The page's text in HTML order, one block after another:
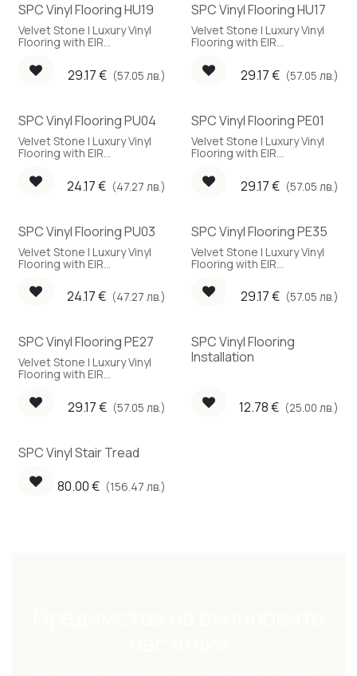
SPC Vinyl Flooring HU19
Velvet Stone | Luxury Vinyl
Flooring with EIR
29.17€ (57.05 лв.)
New!
SPC Vinyl Flooring HU17
Velvet Stone | Luxury Vinyl
Flooring with EIR
29.17€ (57.05 лв.)
SPC Vinyl Flooring PU04
Velvet Stone | Luxury Vinyl
Flooring with EIR
embossing
24.17€ (47.27 лв.)
SPC Vinyl Flooring PE01
Velvet Stone | Luxury Vinyl
Flooring with EIR
embossing
29.17€ (57.05 лв.)
SPC Vinyl Flooring PU03
Velvet Stone | Luxury Vinyl
Flooring with EIR
embossing
24.17€ (47.27 лв.)
SPC Vinyl Flooring PE35
Velvet Stone | Luxury Vinyl
Flooring with EIR
embossing
29.17€ (57.05 лв.)
SPC Vinyl Flooring PE27
Velvet Stone | Luxury Vinyl
Flooring with EIR
29.17€ (57.05 лв.)
SPC Vinyl Flooring
Installation
12.78€ (25.00 лв.)
SPC Vinyl Stair Tread
80.00€ (156.47 лв.)